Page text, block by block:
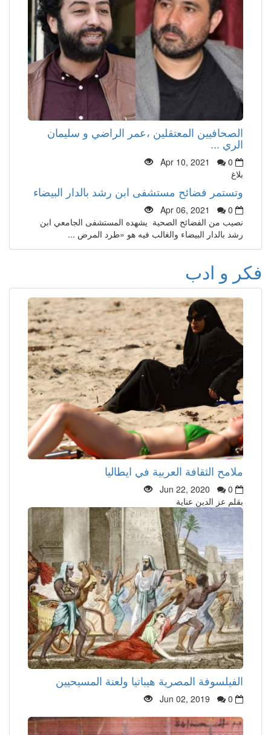
الصحافيين المعتقلين ،عمر الراضي و سليمان
الري ...
Apr 10, 2021
0
بلاغ
وتستمر فضائح مستشفى ابن رشد بالدار البيضاء
Apr 06, 2021
0
نصيب من الفضائح الصحية يشهده المستشفى الجامعي ابن
رشد بالدار البيضاء والغالب فيه هو «طرد المرض ...
فكر و ادب
ملامح الثقافة العربية في ايطاليا
Jun 22, 2020
0
بقلم عز الدين عناية
الفيلسوفة المصرية هيباتيا ولعنة المسيحيين
Jun 02, 2019 0